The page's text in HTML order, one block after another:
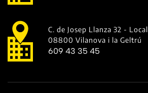
C. de Josep Llanza 32 - Local
08800 Vilanova i la Geltrú
609 43 35 45